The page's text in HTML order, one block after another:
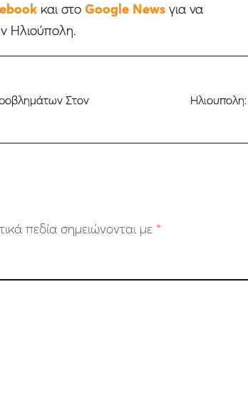
και στο Google Newsγια να
Ηλιούπολη.
Στον
πεδία σημειώνονται με *